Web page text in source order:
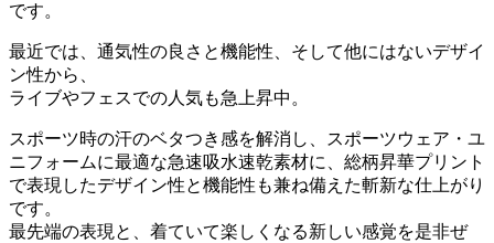
です。
最近では、通気性の良さと機能性、そして他にはないデザイ
ン性から、
ライブやフェスでの人気も急上昇中。
スポーツ時の汗のベタつき感を解消し、スポーツウェア・ユ
ニフォームに最適な急速吸水速乾素材に、総柄昇華プリント
で表現したデザイン性と機能性も兼ね備えた斬新な仕上がり
です。
最先端の表現と、着ていて楽しくなる新しい感覚を是非ぜ